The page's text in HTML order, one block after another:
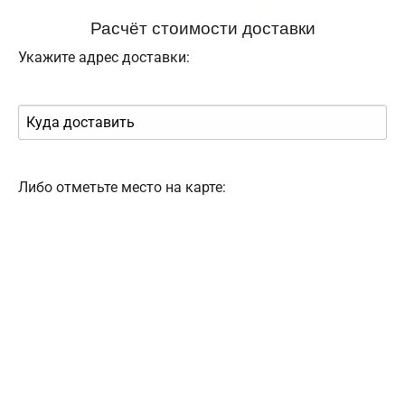
Расчёт стоимости доставки
Укажите адрес доставки:
Либо отметьте место на карте: